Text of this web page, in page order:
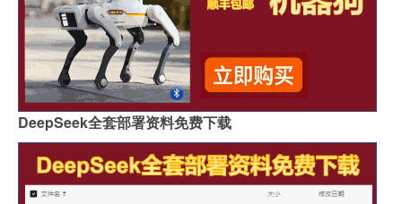
DeepSeek全套部署资料免费下载